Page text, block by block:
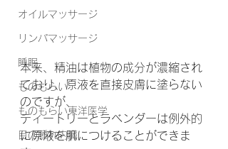
オイルマッサージ
リンパマッサージ
睡眠
ものもらい
ものもらい東洋医学
目の腫れ内臓
本来、精油は植物の成分が濃縮され
ており、原液を直接皮膚に塗らない
のですが、
ティートリーとラベンダーは例外的
に原液を肌につけることができま